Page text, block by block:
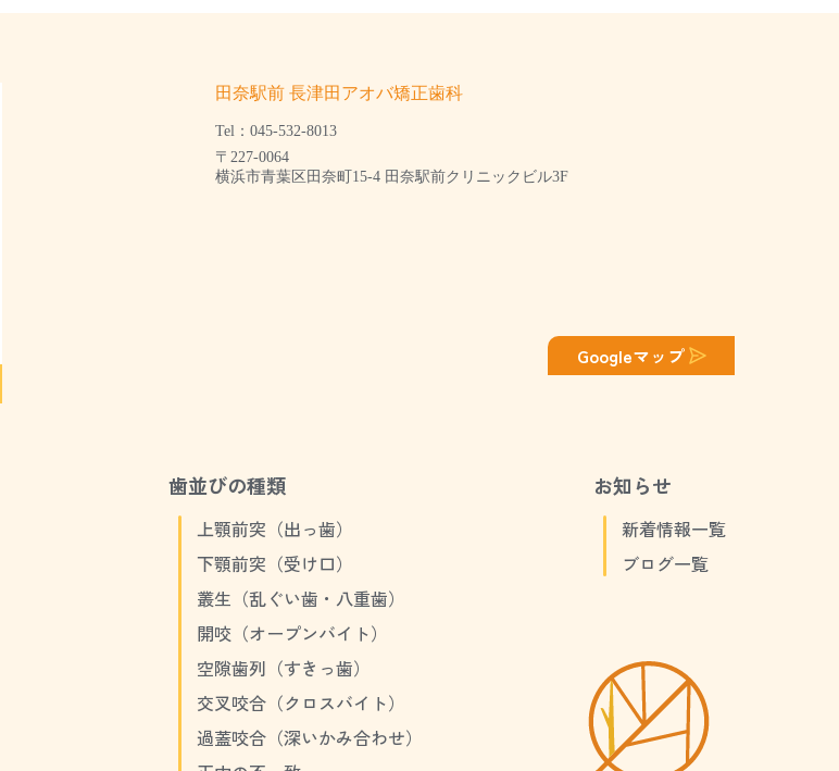
田奈駅前 長津田アオバ矯正歯科
Tel：045-532-8013
〒227-0064
横浜市青葉区田奈町15-4 田奈駅前クリニックビル3F
Googleマップ
歯並びの種類
上顎前突（出っ歯）
下顎前突（受け口）
叢生（乱ぐい歯・八重歯）
開咬（オープンバイト）
空隙歯列（すきっ歯）
交叉咬合（クロスバイト）
過蓋咬合（深いかみ合わせ）
お知らせ
新着情報一覧
ブログ一覧